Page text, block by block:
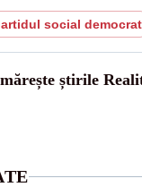
social democrat
știrile